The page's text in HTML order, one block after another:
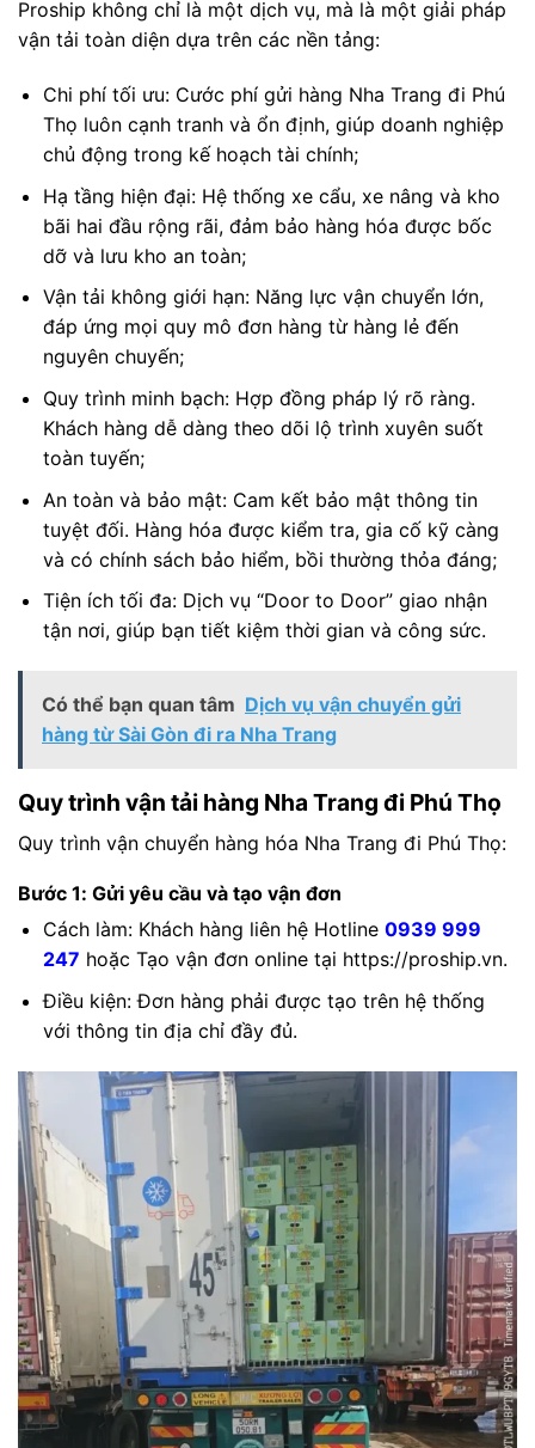
Proship không chỉ là một dịch vụ, mà là một giải pháp
vận tải toàn diện dựa trên các nền tảng:
Chi phí tối ưu: Cước phí gửi hàng Nha Trang đi Phú
Thọ luôn cạnh tranh và ổn định, giúp doanh nghiệp
chủ động trong kế hoạch tài chính;
Hạ tầng hiện đại: Hệ thống xe cẩu, xe nâng và kho
bãi hai đầu rộng rãi, đảm bảo hàng hóa được bốc
dỡ và lưu kho an toàn;
Vận tải không giới hạn: Năng lực vận chuyển lớn,
đáp ứng mọi quy mô đơn hàng từ hàng lẻ đến
nguyên chuyến;
Quy trình minh bạch: Hợp đồng pháp lý rõ ràng.
Khách hàng dễ dàng theo dõi lộ trình xuyên suốt
toàn tuyến;
An toàn và bảo mật: Cam kết bảo mật thông tin
tuyệt đối. Hàng hóa được kiểm tra, gia cố kỹ càng
và có chính sách bảo hiểm, bồi thường thỏa đáng;
Tiện ích tối đa: Dịch vụ “Door to Door” giao nhận
tận nơi, giúp bạn tiết kiệm thời gian và công sức.
Có thể bạn quan tâm Dịch vụ vận chuyển gửi
hàng từ Sài Gòn đi ra Nha Trang
Quy trình vận tải hàng Nha Trang đi Phú Thọ
Quy trình vận chuyển hàng hóa Nha Trang đi Phú Thọ:
Bước 1: Gửi yêu cầu và tạo vận đơn
Cách làm: Khách hàng liên hệ Hotline 0939 999
247 hoặc Tạo vận đơn online tại https://proship.vn.
Điều kiện: Đơn hàng phải được tạo trên hệ thống
với thông tin địa chỉ đầy đủ.